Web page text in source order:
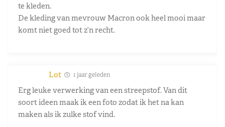
te kleden.
De kleding van mevrouw Macron ook heel mooi maar
komt niet goed tot z’n recht.
Lot 1 jaar geleden
Erg leuke verwerking van een streepstof. Van dit
soort ideen maak ik een foto zodat ik het na kan
maken als ik zulke stof vind.